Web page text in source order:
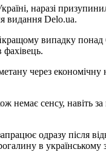
наразі
видання Delo.ua.
випадку
через
немає сенсу, навіть
одразу після
в